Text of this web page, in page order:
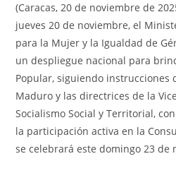
(Caracas, 20 de noviembre de
jueves 20 de noviembre, el
para la Mujer y la Igualdad de
un despliegue nacional para
Popular, siguiendo instrucciones
Maduro y las directrices de la
Socialismo Social y Territorial,
la participación activa en la
se celebrará este domingo 23 de